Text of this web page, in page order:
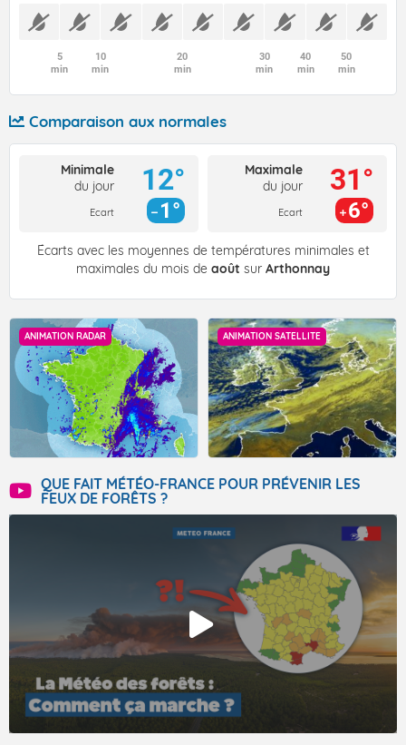
5
min
10
min
20
min
30
min
40
min
50
min
Comparaison aux normales
Minimale
du jour
Ecart
12°
1°
Maximale
du jour
Ecart
31°
6°
Écarts avec les moyennes de températures minimales et
maximales du mois de août sur Arthonnay
ANIMATION RADAR ANIMATION SATELLITE
QUE FAIT MÉTÉO-FRANCE POUR PRÉVENIR LES
FEUX DE FORÊTS ?